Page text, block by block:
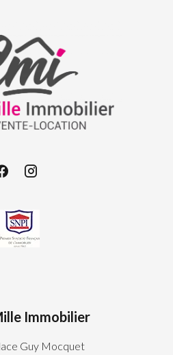
Immobilier
Guy Mocquet